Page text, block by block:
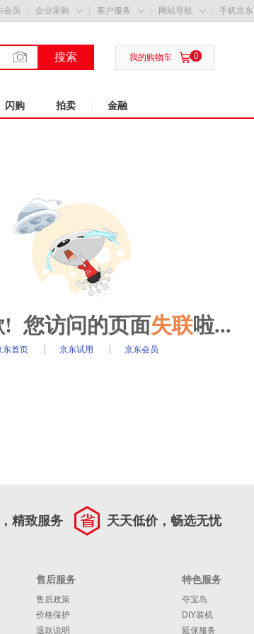
会员 企业采购  客户服务  网站导航  手机京东
搜索  0
我的购物车
闪购 拍卖 金融
! 您访问的页面失联啦...
东首页 京东试用 京东会员
精致服务 天天低价，畅选无忧
售后服务
售后政策
价格保护
退款说明
特色服务
夺宝岛
DIY装机
延保服务